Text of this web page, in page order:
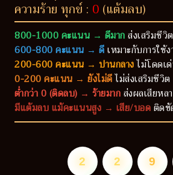
ความร้าย ทุกข์ : 0 (แต้มลบ)
800-1000 คะแนน → ดีมากส่งเสริมชีวิ
600-800 คะแนน → ดีเหมาะกับการใช้
200-600 คะแนน → ปานกลางไม่โดดเ
0-200 คะแนน → ยังไม่ดีไม่ส่งเสริมชีวิต
ต่ำกว่า 0 (ติดลบ) → ร้ายมากส่งผลเสียหล
มีแต้มลบ แม้คะแนนสูง → เสีย/บอดติดขั
2 2 9